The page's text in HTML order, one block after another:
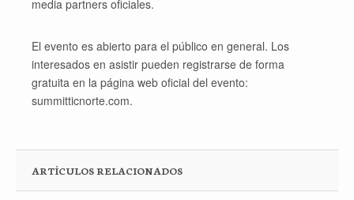
media partners oficiales.
El evento es abierto para el público en general. Los
interesados en asistir pueden registrarse de forma
gratuita en la página web oficial del evento:
summitticnorte.com.
ARTÍCULOS RELACIONADOS